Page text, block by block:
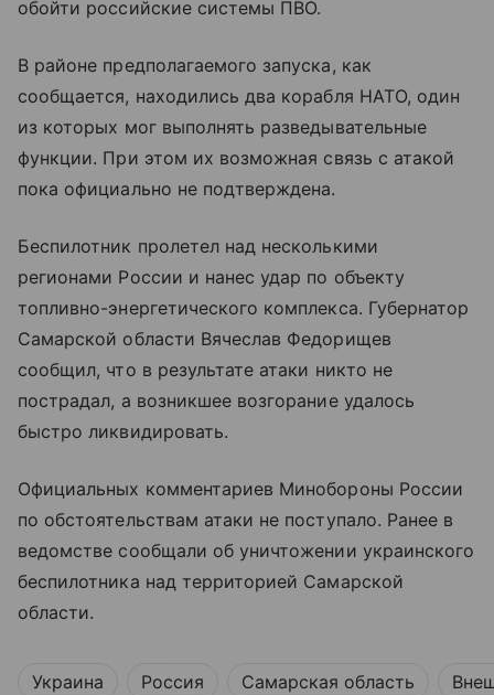
обойти российские системы ПВО.
В районе предполагаемого запуска, как
сообщается, находились два корабля НАТО, один
из которых мог выполнять разведывательные
функции. При этом их возможная связь с атакой
пока официально не подтверждена.
Беспилотник пролетел над несколькими
регионами России и нанес удар по объекту
топливно-энергетического комплекса. Губернатор
Самарской области Вячеслав Федорищев
сообщил, что в результате атаки никто не
пострадал, а возникшее возгорание удалось
быстро ликвидировать.
Официальных комментариев Минобороны России
по обстоятельствам атаки не поступало. Ранее в
ведомстве сообщали об уничтожении украинского
беспилотника над территорией Самарской
области.
Украина Россия Самарская область